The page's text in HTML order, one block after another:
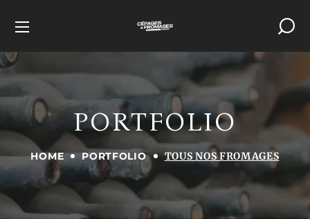
PORTFOLIO
HOME PORTFOLIO TOUS NOS FROMAGES